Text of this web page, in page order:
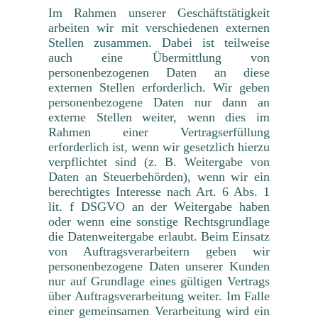
Im Rahmen unserer Geschäftstätigkeit
arbeiten wir mit verschiedenen externen
Stellen zusammen. Dabei ist teilweise
auch eine Übermittlung von
personenbezogenen Daten an diese
externen Stellen erforderlich. Wir geben
personenbezogene Daten nur dann an
externe Stellen weiter, wenn dies im
Rahmen einer Vertragserfüllung
erforderlich ist, wenn wir gesetzlich hierzu
verpflichtet sind (z. B. Weitergabe von
Daten an Steuerbehörden), wenn wir ein
berechtigtes Interesse nach Art. 6 Abs. 1
lit. f DSGVO an der Weitergabe haben
oder wenn eine sonstige Rechtsgrundlage
die Datenweitergabe erlaubt. Beim Einsatz
von Auftragsverarbeitern geben wir
personenbezogene Daten unserer Kunden
nur auf Grundlage eines gültigen Vertrags
über Auftragsverarbeitung weiter. Im Falle
einer gemeinsamen Verarbeitung wird ein